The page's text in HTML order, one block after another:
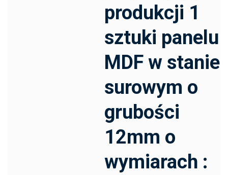
produkcji 1
sztuki panelu
MDF w stanie
surowym o
grubości
12mm o
wymiarach :